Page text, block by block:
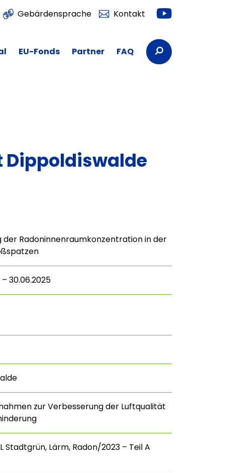
Gebärdensprache Kontakt Youtube
EU-Fonds Partner FAQ Suchbegriffe
Dippoldiswalde
der Radoninnenraumkonzentration in der
30.06.2025
zur Verbesserung der Luftqualität
Stadtgrün, Lärm, Radon/2023 – Teil A